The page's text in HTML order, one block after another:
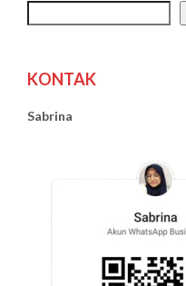
KONTAK
Sabrina